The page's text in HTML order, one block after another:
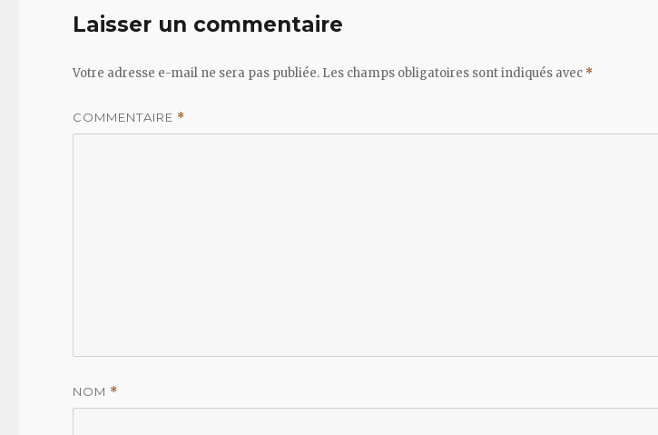
Laisser un commentaire
Votre adresse e-mail ne sera pas publiée. Les champs obligatoires sont indiqués avec *
COMMENTAIRE *
NOM *